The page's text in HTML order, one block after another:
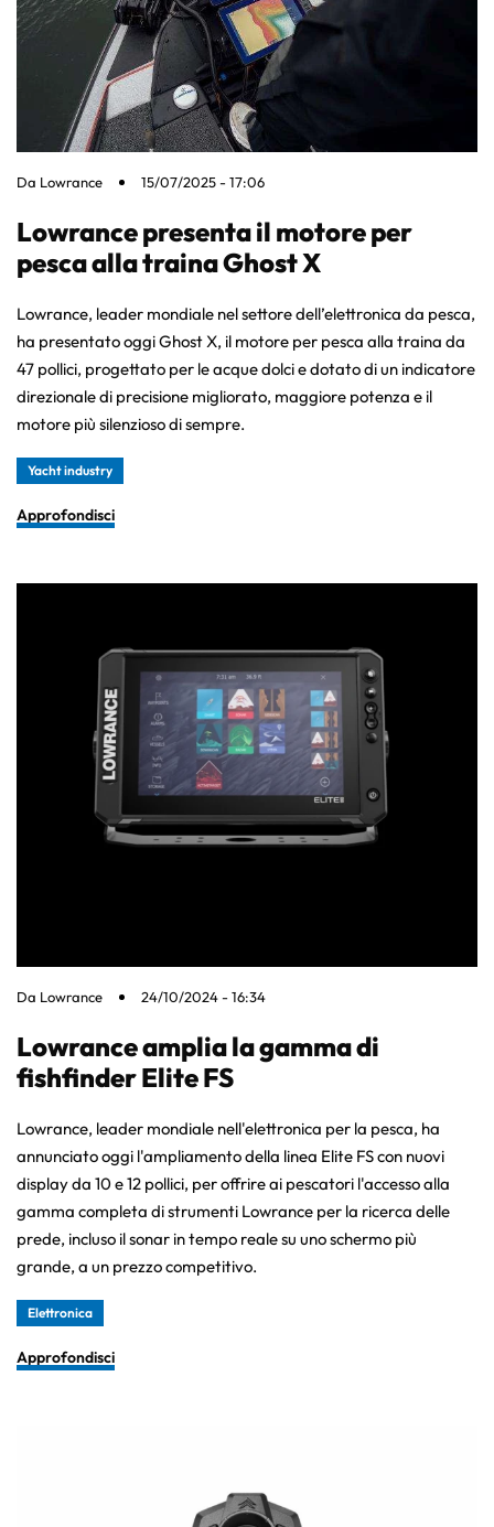
Da Lowrance 15/07/2025 - 17:06
Lowrance presenta il motore per
pesca alla traina Ghost X
Lowrance, leader mondiale nel settore dell’elettronica da pesca,
ha presentato oggi Ghost X, il motore per pesca alla traina da
47 pollici, progettato per le acque dolci e dotato di un indicatore
direzionale di precisione migliorato, maggiore potenza e il
motore più silenzioso di sempre.
Yacht industry
Approfondisci
Da Lowrance 24/10/2024 - 16:34
Lowrance amplia la gamma di
fishfinder Elite FS
Lowrance, leader mondiale nell'elettronica per la pesca, ha
annunciato oggi l'ampliamento della linea Elite FS con nuovi
display da 10 e 12 pollici, per offrire ai pescatori l'accesso alla
gamma completa di strumenti Lowrance per la ricerca delle
prede, incluso il sonar in tempo reale su uno schermo più
grande, a un prezzo competitivo.
Elettronica
Approfondisci